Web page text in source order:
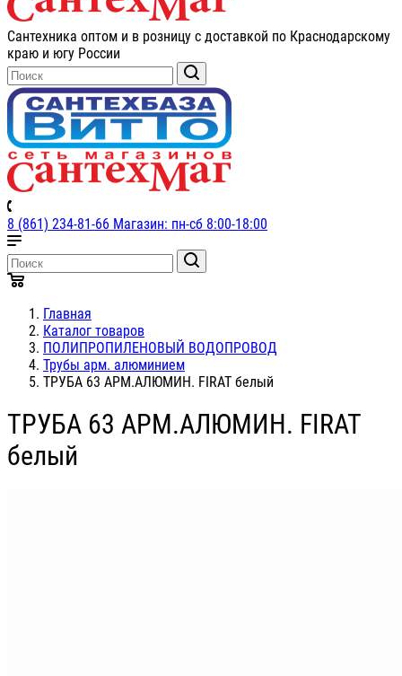
Сантехника оптом и в розницу с доставкой по Краснодарскому
краю и югу России
8 (861) 234-81-66 Магазин: пн-сб 8:00-18:00
Главная
Каталог товаров
ПОЛИПРОПИЛЕНОВЫЙ ВОДОПРОВОД
Трубы арм. алюминием
ТРУБА 63 АРМ.АЛЮМИН. FIRAT белый
ТРУБА 63 АРМ.АЛЮМИН. FIRAT
белый